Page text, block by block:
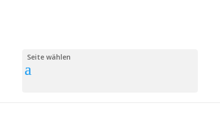
Seite wählen